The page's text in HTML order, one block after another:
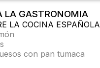
LA GASTRONOMIA
LA COCINA ESPAÑOLA
con pan tumaca